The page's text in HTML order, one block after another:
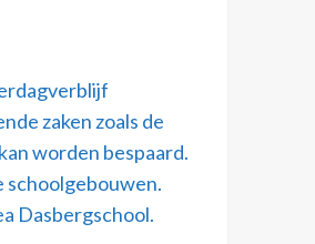
zaken zoals de
worden bespaard.
schoolgebouwen.
Dasbergschool.